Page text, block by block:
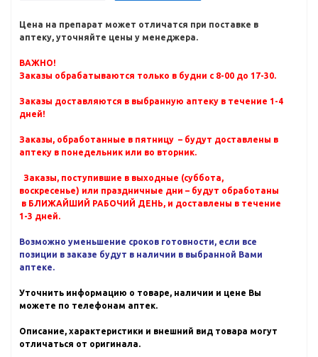
Цена на препарат может отличатся при поставке в
аптеку, уточняйте цены у менеджера.
ВАЖНО!
Заказы обрабатываются только в будни с 8-00 до 17-30.
Заказы доставляются в выбранную аптеку в течение 1-4
дней!
Заказы, обработанные в пятницу – будут доставлены в
аптеку в понедельник или во вторник.
Заказы, поступившие в выходные (суббота,
воскресенье) или праздничные дни – будут обработаны
в БЛИЖАЙШИЙ РАБОЧИЙ ДЕНЬ, и доставлены в течение
1-3 дней.
Возможно уменьшение сроков готовности, если все
позиции в заказе будут в наличии в выбранной Вами
аптеке.
Уточнить информацию о товаре, наличии и цене Вы
можете по телефонам аптек.
Описание, характеристики и внешний вид товара могут
отличаться от оригинала.